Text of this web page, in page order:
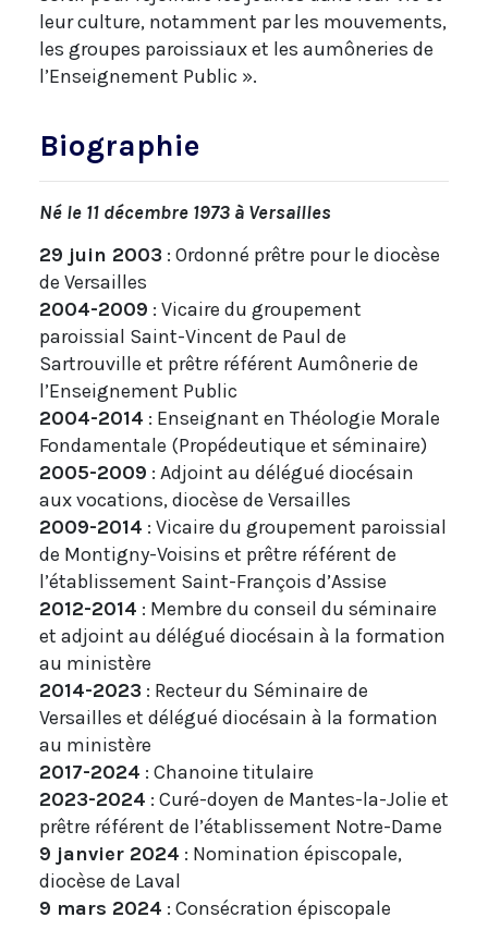
leur culture, notamment par les mouvements,
les groupes paroissiaux et les aumôneries de
l’Enseignement Public ».
Biographie
Né le 11 décembre 1973 à Versailles
29 juin 2003 : Ordonné prêtre pour le diocèse
de Versailles
2004-2009 : Vicaire du groupement
paroissial Saint-Vincent de Paul de
Sartrouville et prêtre référent Aumônerie de
l’Enseignement Public
2004-2014 : Enseignant en Théologie Morale
Fondamentale (Propédeutique et séminaire)
2005-2009 : Adjoint au délégué diocésain
aux vocations, diocèse de Versailles
2009-2014 : Vicaire du groupement paroissial
de Montigny-Voisins et prêtre référent de
l’établissement Saint-François d’Assise
2012-2014 : Membre du conseil du séminaire
et adjoint au délégué diocésain à la formation
au ministère
2014-2023 : Recteur du Séminaire de
Versailles et délégué diocésain à la formation
au ministère
2017-2024 : Chanoine titulaire
2023-2024 : Curé-doyen de Mantes-la-Jolie et
prêtre référent de l’établissement Notre-Dame
9 janvier 2024 : Nomination épiscopale,
diocèse de Laval
9 mars 2024 : Consécration épiscopale